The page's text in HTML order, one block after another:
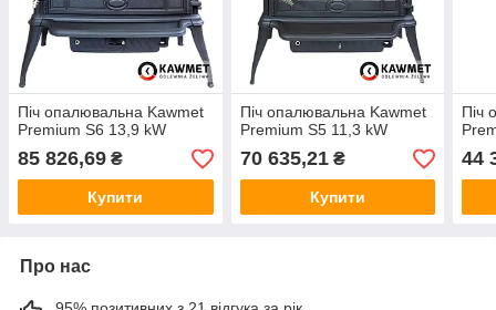
Піч опалювальна Kawmet
Premium S6 13,9 kW
85 826,69 ₴
Купити
Піч опалювальна Kawmet
Premium S5 11,3 kW
70 635,21₴
Купити
Піч
44
Про нас